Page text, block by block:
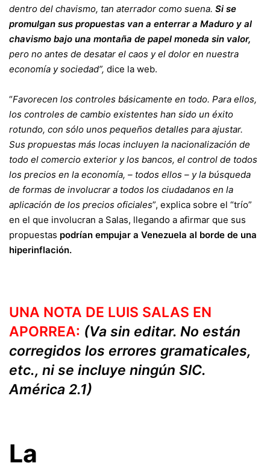
dentro del chavismo, tan aterrador como suena. Si se
promulgan sus propuestas van a enterrar a Maduro y al
chavismo bajo una montaña de papel moneda sin valor,
pero no antes de desatar el caos y el dolor en nuestra
economía y sociedad”, dice la web.
“Favorecen los controles básicamente en todo. Para ellos,
los controles de cambio existentes han sido un éxito
rotundo, con sólo unos pequeños detalles para ajustar.
Sus propuestas más locas incluyen la nacionalización de
todo el comercio exterior y los bancos, el control de todos
los precios en la economía, – todos ellos – y la búsqueda
de formas de involucrar a todos los ciudadanos en la
aplicación de los precios oficiales”, explica sobre el “trío”
en el que involucran a Salas, llegando a afirmar que sus
propuestas podrían empujar a Venezuela al borde de una
hiperinflación.
UNA NOTA DE LUIS SALAS EN
APORREA: (Va sin editar. No están
corregidos los errores gramaticales,
etc., ni se incluye ningún SIC.
América 2.1)
La